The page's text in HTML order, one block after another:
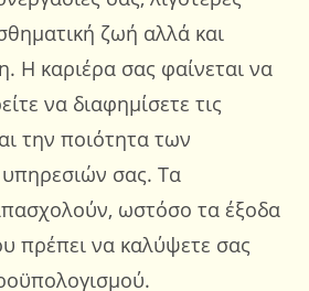
ζωή αλλά και
Η καριέρα σας φαίνεται να
να διαφημίσετε τις
την ποιότητα των
σας. Τα
ωστόσο τα έξοδα
πρέπει να καλύψετε σας